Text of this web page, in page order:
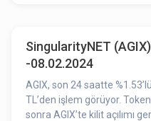
SingularityNET
-08.02.2024
AGIX, son 24 saatte
TL’den işlem görüyor.
sonra AGIX’te kilit açılımı